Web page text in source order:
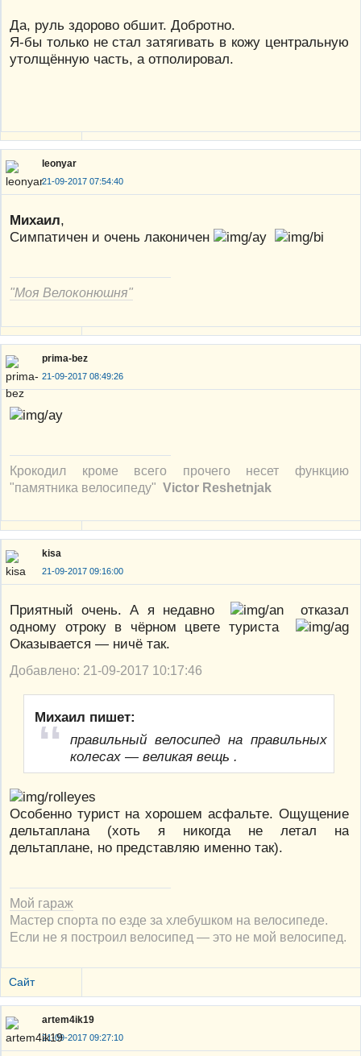
Да, руль здорово обшит. Добротно.
Я-бы только не стал затягивать в кожу центральную
утолщённую часть, а отполировал.
leonyar
21-09-2017 07:54:40
Михаил,
Симпатичен и очень лаконичен
"Моя Велоконюшня"
prima-bez
21-09-2017 08:49:26
Крокодил кроме всего прочего несет функцию
"памятника велосипеду" Victor Reshetnjak
kisa
21-09-2017 09:16:00
Приятный очень. А я недавно
отказал
одному отроку в чёрном цвете туриста
Оказывается — ничё так.
Добавлено: 21-09-2017 10:17:46
Михаил пишет:
правильный велосипед на правильных
колесах — великая вещь .
Особенно турист на хорошем асфальте. Ощущение
дельтаплана (хоть я никогда не летал на
дельтаплане, но представляю именно так).
Мой гараж
Мастер спорта по езде за хлебушком на велосипеде.
Если не я построил велосипед — это не мой велосипед.
Сайт
artem4ik19
21-09-2017 09:27:10